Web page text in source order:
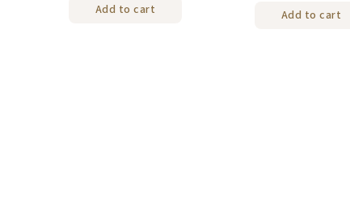
Add to cart Add to cart